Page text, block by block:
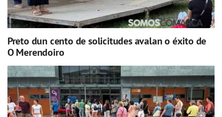
Preto dun cento de solicitudes avalan o éxito de
O Merendoiro